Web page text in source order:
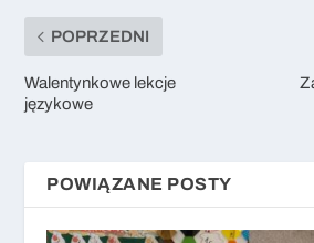
POPRZEDNI
Walentynkowe lekcje
językowe
POWIĄZANE POSTY